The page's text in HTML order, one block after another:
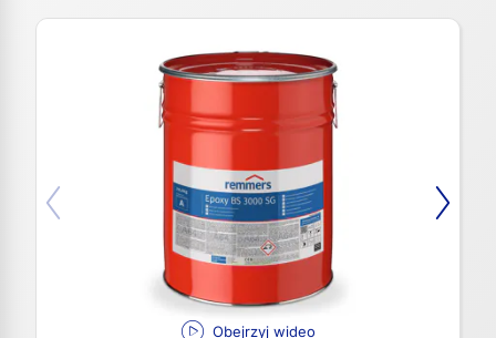
Obejrzyj wideo